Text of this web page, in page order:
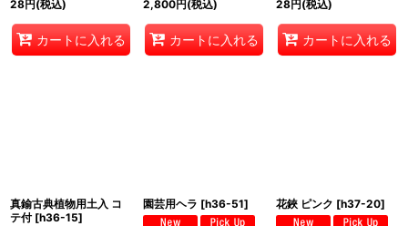
28円(税込)
カートに入れる
2,800円(税込)
カートに入れる
28円(税込)
カートに入れる
真鍮古典植物用土入 コ
テ付 [h36-15]
園芸用ヘラ [h36-51] 花鋏 ピンク [h37-20]